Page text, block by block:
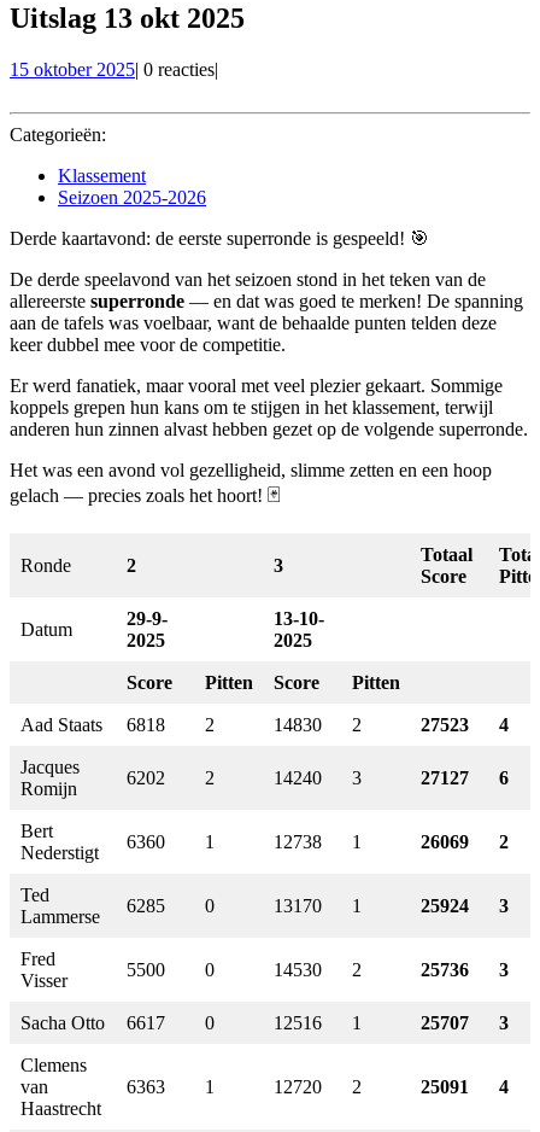
Uitslag 13 okt 2025
15 oktober 202515
2025
| 0 reacties|
Categorieën:
Klassement
Seizoen 2025-2026
Derde kaartavond: de eerste superronde is gespeeld! 🎯
De derde speelavond van het seizoen stond in het teken van de
allereerste superronde — en dat was goed te merken! De spanning
aan de tafels was voelbaar, want de behaalde punten telden deze
keer dubbel mee voor de competitie.
Er werd fanatiek, maar vooral met veel plezier gekaart. Sommige
koppels grepen hun kans om te stijgen in het klassement, terwijl
anderen hun zinnen alvast hebben gezet op de volgende superronde.
Het was een avond vol gezelligheid, slimme zetten en een hoop
gelach — precies zoals het hoort! 🃏
Ronde 2 3
Totaal
Score
Datum
29-9-
2025
13-10-
2025
Score Pitten Score Pitten
Aad Staats 6818 2 14830 2 27523 4
Jacques
Romijn
6202 2 14240 3 27127 6
Bert
Nederstigt
6360 1 12738 1 26069 2
Ted
Lammerse
6285 0 13170 1 25924 3
Fred
Visser
5500 0 14530 2 25736 3
Sacha Otto 6617 0 12516 1 25707 3
Clemens
van
Haastrecht
6363 1 12720 2 25091 4